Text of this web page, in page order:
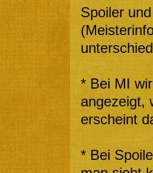
Spoiler
* Bei MI
angezeigt,
erscheint
* Bei